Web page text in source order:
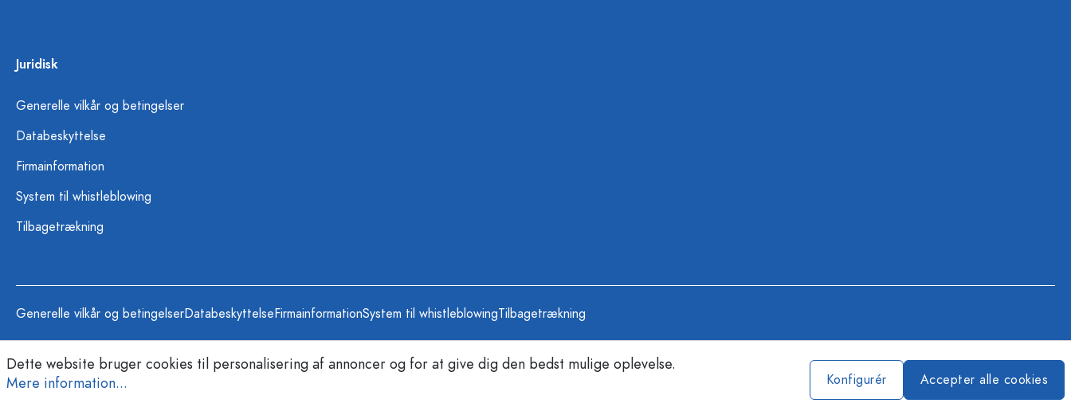
Juridisk
Generelle vilkår og betingelser
Databeskyttelse
Firmainformation
System til whistleblowing
Tilbagetrækning
Generelle vilkår og betingelserDatabeskyttelseFirmainformationSystem til whistleblowingTilbagetrækning
Dette website bruger cookies til personalisering af annoncer og for at give dig den bedst mulige oplevelse.
Mere information...
Konfigurér Accepter alle cookies